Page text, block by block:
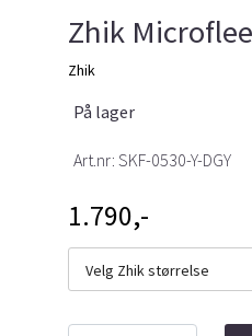
Zhik
Zhik
På lager
Art.nr: SKF-0530-Y-DGY
1.790,-
Velg Zhik størrelse